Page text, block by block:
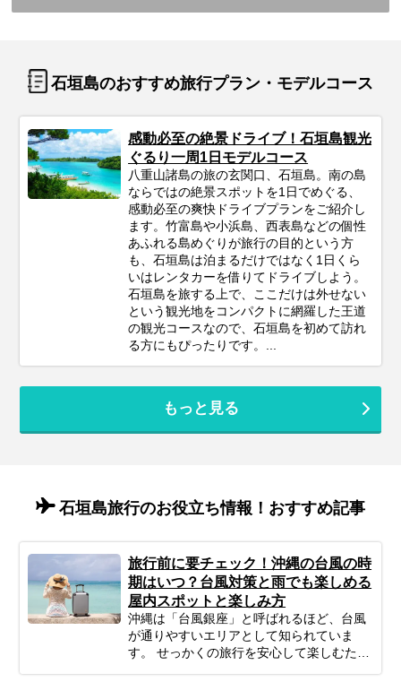
石垣島のおすすめ旅行プラン・モデルコース
感動必至の絶景ドライブ！石垣島観光
ぐるり一周1日モデルコース
八重山諸島の旅の玄関口、石垣島。南の島
ならではの絶景スポットを1日でめぐる、
感動必至の爽快ドライブプランをご紹介し
ます。竹富島や小浜島、西表島などの個性
あふれる島めぐりが旅行の目的という方
も、石垣島は泊まるだけではなく1日くら
いはレンタカーを借りてドライブしよう。
石垣島を旅する上で、ここだけは外せない
という観光地をコンパクトに網羅した王道
の観光コースなので、石垣島を初めて訪れ
る方にもぴったりです。...
もっと見る
石垣島旅行のお役立ち情報！おすすめ記事
旅行前に要チェック！沖縄の台風の時
期はいつ？台風対策と雨でも楽しめる
屋内スポットと楽しみ方
沖縄は「台風銀座」と呼ばれるほど、台風
が通りやすいエリアとして知られていま
す。 せっかくの旅行を安心して楽しむため